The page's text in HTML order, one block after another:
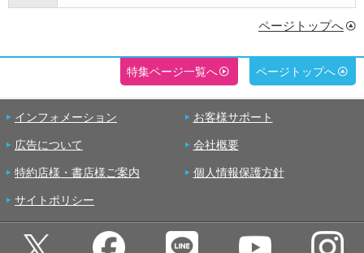
ページトップへ
特集ページ一覧へ ページトップへ
インフォメーション お客様サポート
広告について 会社概要
特約店様・書店様ご案内 個人情報保護方針
サイトポリシー